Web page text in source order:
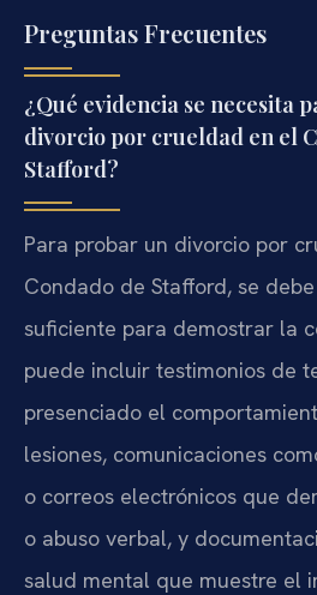
Preguntas Frecuentes
¿Qué evidencia se necesita
divorcio por crueldad en el
Stafford?
Para probar un divorcio por
Condado de Stafford, se
suficiente para demostrar la
puede incluir testimonios de
presenciado el
lesiones, comunicaciones
o correos electrónicos que
o abuso verbal, y
salud mental que muestre el